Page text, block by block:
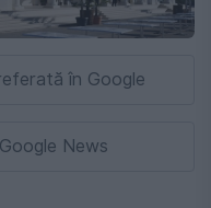
în Google
News